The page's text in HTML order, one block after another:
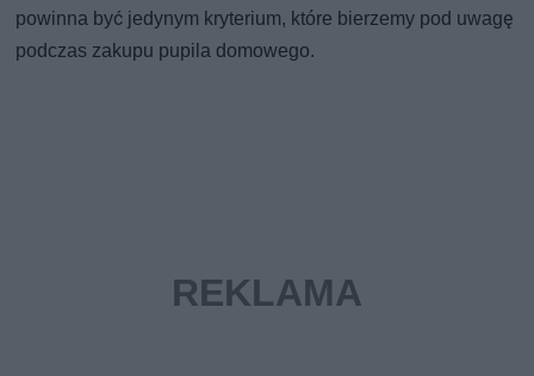
powinna być jedynym kryterium, które bierzemy pod uwagę
podczas zakupu pupila domowego.